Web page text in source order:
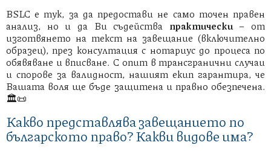
BSLC е тук, за да предостави не само точен правен
анализ, но и да Ви съдейства практически– от
изготвянето на текст на завещание (включително
образец), през консултация с нотариус до процеса по
обявяване и вписване. С опит в трансгранични случаи
и спорове за валидност, нашият екип гарантира, че
Вашата воля ще бъде защитена и правно обезпечена.
🏛️📜
Какво представлява завещанието по
българското право? Какви видове има?